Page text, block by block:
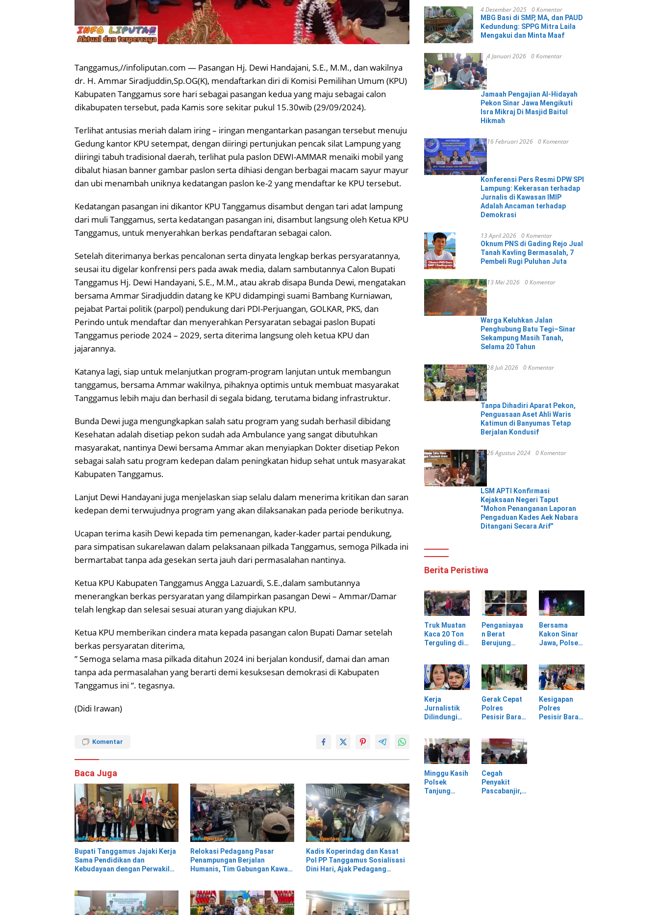
Tanggamus,//infoliputan.com — Pasangan Hj. Dewi Handajani, S.E., M.M., dan wakilnya
dr. H. Ammar Siradjuddin,Sp.OG(K), mendaftarkan diri di Komisi Pemilihan Umum (KPU)
Kabupaten Tanggamus sore hari sebagai pasangan kedua yang maju sebagai calon
dikabupaten tersebut, pada Kamis sore sekitar pukul 15.30wib (29/09/2024).
Terlihat antusias meriah dalam iring – iringan mengantarkan pasangan tersebut menuju
Gedung kantor KPU setempat, dengan diiringi pertunjukan pencak silat Lampung yang
diiringi tabuh tradisional daerah, terlihat pula paslon DEWI-AMMAR menaiki mobil yang
dibalut hiasan banner gambar paslon serta dihiasi dengan berbagai macam sayur mayur
dan ubi menambah uniknya kedatangan paslon ke-2 yang mendaftar ke KPU tersebut.
Kedatangan pasangan ini dikantor KPU Tanggamus disambut dengan tari adat lampung
dari muli Tanggamus, serta kedatangan pasangan ini, disambut langsung oleh Ketua KPU
Tanggamus, untuk menyerahkan berkas pendaftaran sebagai calon.
Setelah diterimanya berkas pencalonan serta dinyata lengkap berkas persyaratannya,
seusai itu digelar konfrensi pers pada awak media, dalam sambutannya Calon Bupati
Tanggamus Hj. Dewi Handayani, S.E., M.M., atau akrab disapa Bunda Dewi, mengatakan
bersama Ammar Siradjuddin datang ke KPU didampingi suami Bambang Kurniawan,
pejabat Partai politik (parpol) pendukung dari PDI-Perjuangan, GOLKAR, PKS, dan
Perindo untuk mendaftar dan menyerahkan Persyaratan sebagai paslon Bupati
Tanggamus periode 2024 – 2029, serta diterima langsung oleh ketua KPU dan
jajarannya.
Katanya lagi, siap untuk melanjutkan program-program lanjutan untuk membangun
tanggamus, bersama Ammar wakilnya, pihaknya optimis untuk membuat masyarakat
Tanggamus lebih maju dan berhasil di segala bidang, terutama bidang infrastruktur.
Bunda Dewi juga mengungkapkan salah satu program yang sudah berhasil dibidang
Kesehatan adalah disetiap pekon sudah ada Ambulance yang sangat dibutuhkan
masyarakat, nantinya Dewi bersama Ammar akan menyiapkan Dokter disetiap Pekon
sebagai salah satu program kedepan dalam peningkatan hidup sehat untuk masyarakat
Kabupaten Tanggamus.
Lanjut Dewi Handayani juga menjelaskan siap selalu dalam menerima kritikan dan saran
kedepan demi terwujudnya program yang akan dilaksanakan pada periode berikutnya.
Ucapan terima kasih Dewi kepada tim pemenangan, kader-kader partai pendukung,
para simpatisan sukarelawan dalam pelaksanaan pilkada Tanggamus, semoga Pilkada ini
bermartabat tanpa ada gesekan serta jauh dari permasalahan nantinya.
Ketua KPU Kabupaten Tanggamus Angga Lazuardi, S.E.,dalam sambutannya
menerangkan berkas persyaratan yang dilampirkan pasangan Dewi – Ammar/Damar
telah lengkap dan selesai sesuai aturan yang diajukan KPU.
Ketua KPU memberikan cindera mata kepada pasangan calon Bupati Damar setelah
berkas persyaratan diterima,
” Semoga selama masa pilkada ditahun 2024 ini berjalan kondusif, damai dan aman
tanpa ada permasalahan yang berarti demi kesuksesan demokrasi di Kabupaten
Tanggamus ini “. tegasnya.
(Didi Irawan)
Komentar
Baca Juga
Bupati Tanggamus Jajaki Kerja
Sama Pendidikan dan
Kebudayaan dengan Perwakilan
Relokasi Pedagang Pasar
Penampungan Berjalan
Humanis, Tim Gabungan Kawal
Kadis Koperindag dan Kasat
Pol PP Tanggamus Sosialisasi
Dini Hari, Ajak Pedagang
4 Desember 2025 0 Komentar
MBG Basi di SMP, MA, dan PAUD
Kedundung: SPPG Mitra Laila
Mengakui dan Minta Maaf
4 Januari 2026 0 Komentar
Jamaah Pengajian Al-Hidayah
Pekon Sinar Jawa Mengikuti
Isra Mikraj Di Masjid Baitul
Hikmah
16 Februari 2026 0 Komentar
Konferensi Pers Resmi DPW SPI
Lampung: Kekerasan terhadap
Jurnalis di Kawasan IMIP
Adalah Ancaman terhadap
Demokrasi
13 April 2026 0 Komentar
Oknum PNS di Gading Rejo Jual
Tanah Kavling Bermasalah, 7
Pembeli Rugi Puluhan Juta
13 Mei 2026 0 Komentar
Warga Keluhkan Jalan
Penghubung Batu Tegi–Sinar
Sekampung Masih Tanah,
Selama 20 Tahun
28 Juli 2026 0 Komentar
Tanpa Dihadiri Aparat Pekon,
Penguasaan Aset Ahli Waris
Katimun di Banyumas Tetap
Berjalan Kondusif
26 Agustus 2024 0 Komentar
LSM APTI Konfirmasi
Kejaksaan Negeri Taput
“Mohon Penanganan Laporan
Pengaduan Kades Aek Nabara
Ditangani Secara Arif”
Berita Peristiwa
Truk Muatan
Kaca 20 Ton
Terguling di
Kali
Bambang,
Pesisir Barat
Penganiayaa
n Berat
Berujung
Lingga Tewas
di Rumah
Sendiri
Bersama
Kakon Sinar
Jawa, Polsek
Gerak Cepat
Evakuasi
Material
Longsor
Kerja
Jurnalistik
Dilindungi
Kekerasan di
Kawasan PT
IMIP
Gerak Cepat
Polres
Pesisir Barat
Kekerasan
Dalam Rumah
Tangga di
Pasar Kota
Krui
Kesigapan
Polres
Pesisir Barat
Minggu Kasih
Polsek
Tanjung
Cegah
Penyakit
Pascabanjir,